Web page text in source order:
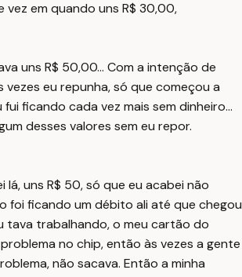
vez em quando uns R$ 30,00,
uns R$ 50,00... Com a intenção de
vezes eu repunha, só que começou a
ficando cada vez mais sem dinheiro...
desses valores sem eu repor.
lá, uns R$ 50, só que eu acabei não
foi ficando um débito ali até que chegou
tava trabalhando, o meu cartão do
no chip, então às vezes a gente
não sacava. Então a minha